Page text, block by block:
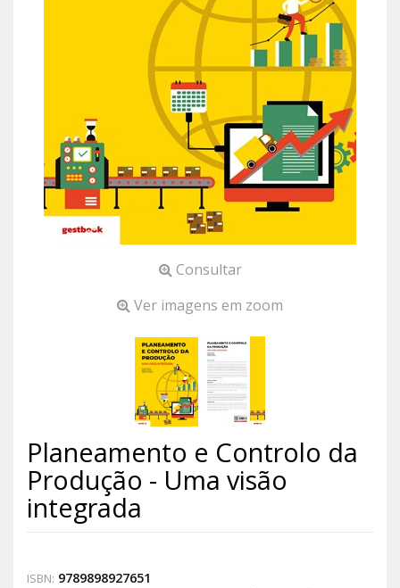
Consultar
Ver imagens em zoom
Planeamento e Controlo da
Produção - Uma visão
integrada
ISBN: 9789898927651